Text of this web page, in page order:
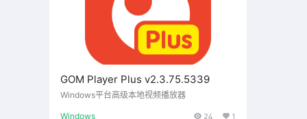
GOM Player Plus v2.3.75.5339
Windows平台高级本地视频播放器
Windows 24 1